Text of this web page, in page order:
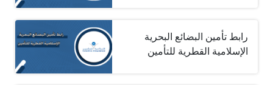
رابط تأمين البضائع البحرية
الإسلامية القطرية للتأمين